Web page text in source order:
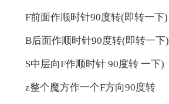
F前面作顺时针90度转(即转一下)
B后面作顺时针90度转(即转一下)
S中层向F作顺时针 90度转 一下)
z整个魔方作一个F方向90度转